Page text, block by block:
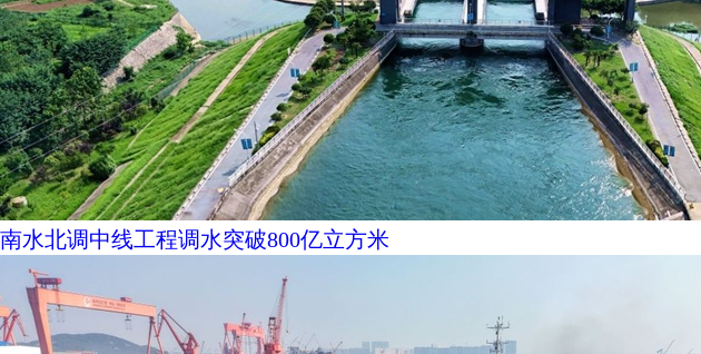
南水北调中线工程调水突破800亿立方米